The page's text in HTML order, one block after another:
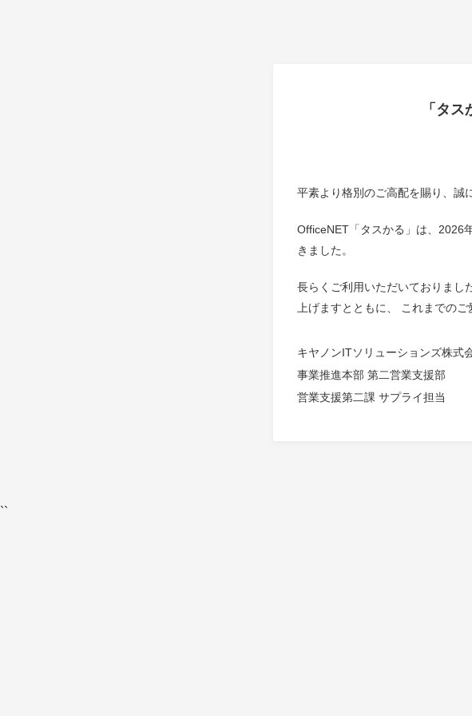
「タ
平素より格別のご高配を賜り、誠
OfficeNET「タスかる」は、2026
きました。
長らくご利用いただいておりまし
上げますとともに、 これまでの
キヤノンITソリューションズ株式
事業推進本部 第二営業支援部
営業支援第二課 サプライ担当
``